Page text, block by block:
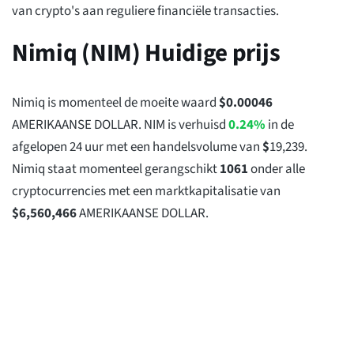
van crypto's aan reguliere financiële transacties.
Nimiq (NIM) Huidige prijs
Nimiq is momenteel de moeite waard$0.00046
AMERIKAANSE DOLLAR. NIM is verhuisd0.24%in de
afgelopen 24 uur met een handelsvolume van$19,239.
Nimiq staat momenteel gerangschikt1061onder alle
cryptocurrencies met een marktkapitalisatie van
$6,560,466AMERIKAANSE DOLLAR.